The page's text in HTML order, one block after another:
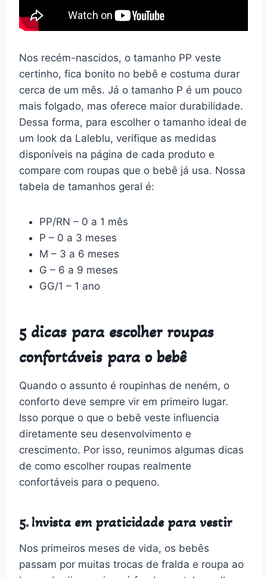
Nos recém-nascidos, o tamanho PP veste
certinho, fica bonito no bebê e costuma durar
cerca de um mês. Já o tamanho P é um pouco
mais folgado, mas oferece maior durabilidade.
Dessa forma, para escolher o tamanho ideal de
um look da Laleblu, verifique as medidas
disponíveis na página de cada produto e
compare com roupas que o bebê já usa. Nossa
tabela de tamanhos geral é:
PP/RN – 0 a 1 mês
P – 0 a 3 meses
M – 3 a 6 meses
G – 6 a 9 meses
GG/1 – 1 ano
5 dicas para escolher roupas
confortáveis para o bebê
Quando o assunto é roupinhas de neném, o
conforto deve sempre vir em primeiro lugar.
Isso porque o que o bebê veste influencia
diretamente seu desenvolvimento e
crescimento. Por isso, reunimos algumas dicas
de como escolher roupas realmente
confortáveis para o pequeno.
5. Invista em praticidade para vestir
Nos primeiros meses de vida, os bebês
passam por muitas trocas de fralda e roupa ao